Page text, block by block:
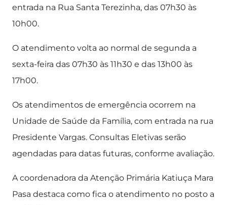
entrada na Rua Santa Terezinha, das 07h30 às
10h00.
O atendimento volta ao normal de segunda a
sexta-feira das 07h30 às 11h30 e das 13h00 às
17h00.
Os atendimentos de emergência ocorrem na
Unidade de Saúde da Família, com entrada na rua
Presidente Vargas. Consultas Eletivas serão
agendadas para datas futuras, conforme avaliação.
A coordenadora da Atenção Primária Katiuça Mara
Pasa destaca como fica o atendimento no posto a